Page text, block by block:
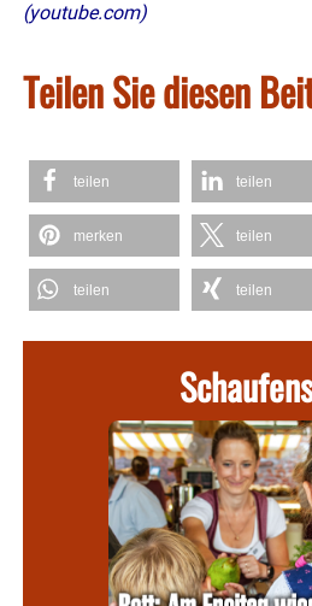
(youtube.com)
Teilen Sie diesen
teilen teilen
merken teilen
teilen teilen